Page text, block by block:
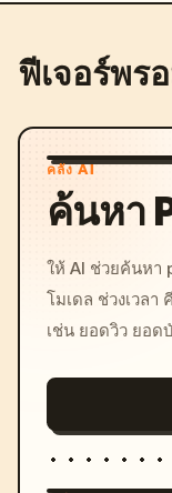
ฟีเจอร์พร
คลัง AI
ค้นหา
ให้ AI ช่วยค้นหา
โมเดล ช่วงเวลา
เช่น ยอดวิว ยอ